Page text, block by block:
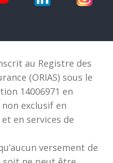
au Registre des
(ORIAS) sous le
14006971 en
exclusif en
en services de
versement de